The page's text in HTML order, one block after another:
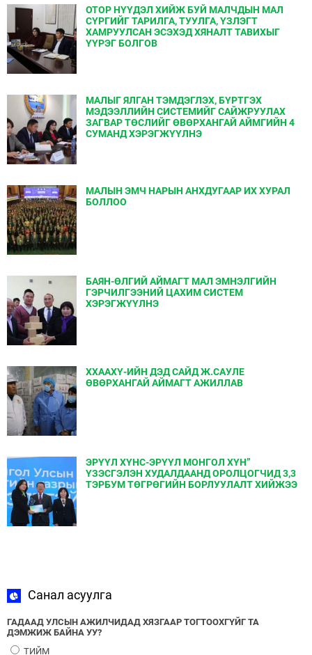
ОТОР НҮҮДЭЛ ХИЙЖ БУЙ МАЛЧДЫН МАЛ
СҮРГИЙГ ТАРИЛГА, ТУУЛГА, ҮЗЛЭГТ
ХАМРУУЛСАН ЭСЭХЭД ХЯНАЛТ ТАВИХЫГ
ҮҮРЭГ БОЛГОВ
МАЛЫГ ЯЛГАН ТЭМДЭГЛЭХ, БҮРТГЭХ
МЭДЭЭЛЛИЙН СИСТЕМИЙГ САЙЖРУУЛАХ
ЗАГВАР ТӨСЛИЙГ ӨВӨРХАНГАЙ АЙМГИЙН 4
СУМАНД ХЭРЭГЖҮҮЛНЭ
МАЛЫН ЭМЧ НАРЫН АНХДУГААР ИХ ХУРАЛ
БОЛЛОО
БАЯН-ӨЛГИЙ АЙМАГТ МАЛ ЭМНЭЛГИЙН
ГЭРЧИЛГЭЭНИЙ ЦАХИМ СИСТЕМ
ХЭРЭГЖҮҮЛНЭ
ХХААХҮ-ИЙН ДЭД САЙД Ж.САУЛЕ
ӨВӨРХАНГАЙ АЙМАГТ АЖИЛЛАВ
ЭРҮҮЛ ХҮНС-ЭРҮҮЛ МОНГОЛ ХҮН”
ҮЗЭСГЭЛЭН ХУДАЛДААНД ОРОЛЦОГЧИД 3,3
ТЭРБУМ ТӨГРӨГИЙН БОРЛУУЛАЛТ ХИЙЖЭЭ
Санал асуулга
ГАДААД УЛСЫН АЖИЛЧИДАД ХЯЗГААР ТОГТООХГҮЙГ ТА
ДЭМЖИЖ БАЙНА УУ?
ТИЙМ